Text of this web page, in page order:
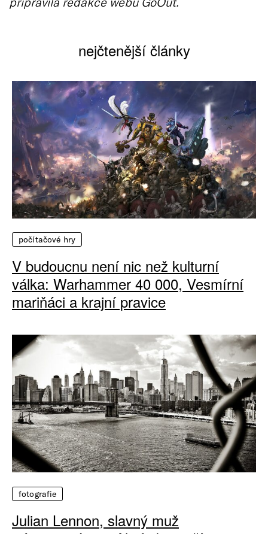
nejčtenější články
počítačové hry
V budoucnu není nic než kulturní
válka: Warhammer 40 000, Vesmírní
mariňáci a krajní pravice
fotografie
Julian Lennon, slavný muž